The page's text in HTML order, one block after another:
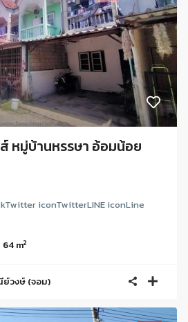
หมู่บ้านหรรษา อ้อมน้อย
iconTwitterLINE iconLine
64 m2
วงษ์ (จอม)